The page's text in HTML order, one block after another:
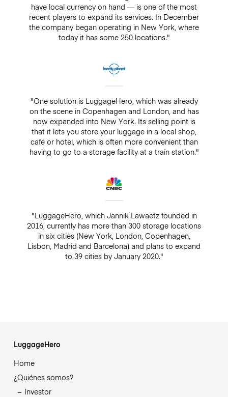
have local currency on hand — is one of the most
recent players to expand its services. In December
the company began operating in New York, where
today it has some 250 locations."
"One solution is LuggageHero, which was already
on the scene in Copenhagen and London, and has
now expanded into New York. Its selling point is
that it lets you store your luggage in a local shop,
café or hotel, which is often more convenient than
having to go to a storage facility at a train station."
"LuggageHero, which Jannik Lawaetz founded in
2016, currently has more than 300 storage locations
in six cities (New York, London, Copenhagen,
Lisbon, Madrid and Barcelona) and plans to expand
to 39 cities by January 2020."
LuggageHero
Home
¿Quiénes somos?
Investor